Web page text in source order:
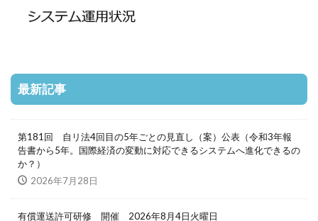
最新記事
第181回 自リ法4回目の5年ごとの見直し（案）公表（令和3年報
告書から5年。国際経済の変動に対応できるシステムへ進化できるの
か？）
2026年7月28日
有償運送許可研修 開催 2026年8月4日火曜日